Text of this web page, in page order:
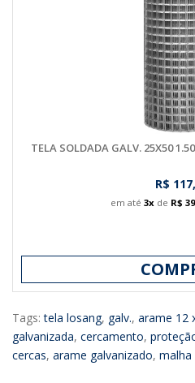
TELA SOLDADA GALV. 25X50
R$
em até 3x de R$
Tags:tela losang, galv., arame 12
galvanizada, cercamento,
cercas, arame galvanizado, malha